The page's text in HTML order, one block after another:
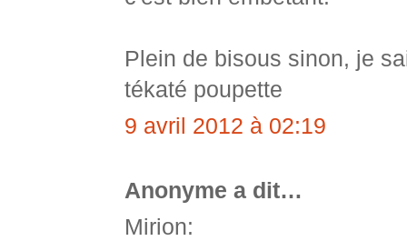
Plein de bisous sinon, je
tékaté poupette
9 avril 2012 à 02:19
Anonyme a dit…
Mirion: